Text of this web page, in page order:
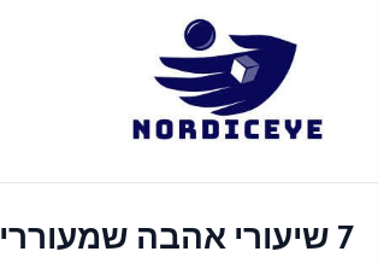
nordiceye
7 שיעורי אהבה